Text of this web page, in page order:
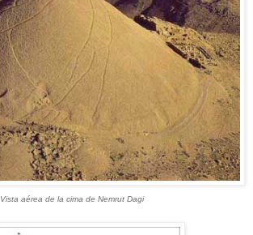
Vista aérea de la cima de Nemrut Dagi